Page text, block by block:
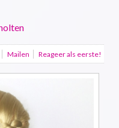
Mailen Reageer als eerste!